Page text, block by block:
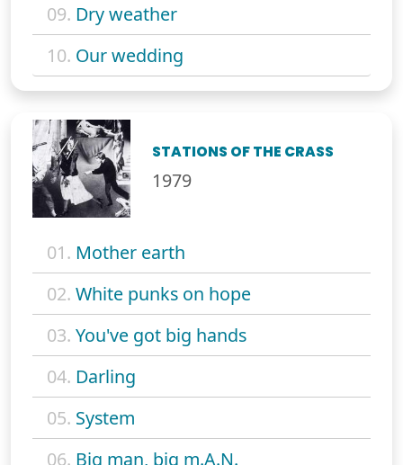
09. Dry weather
10. Our wedding
STATIONS OF THE CRASS
1979
01. Mother earth
02. White punks on hope
03. You've got big hands
04. Darling
05. System
06. Big man, big m.A.N.